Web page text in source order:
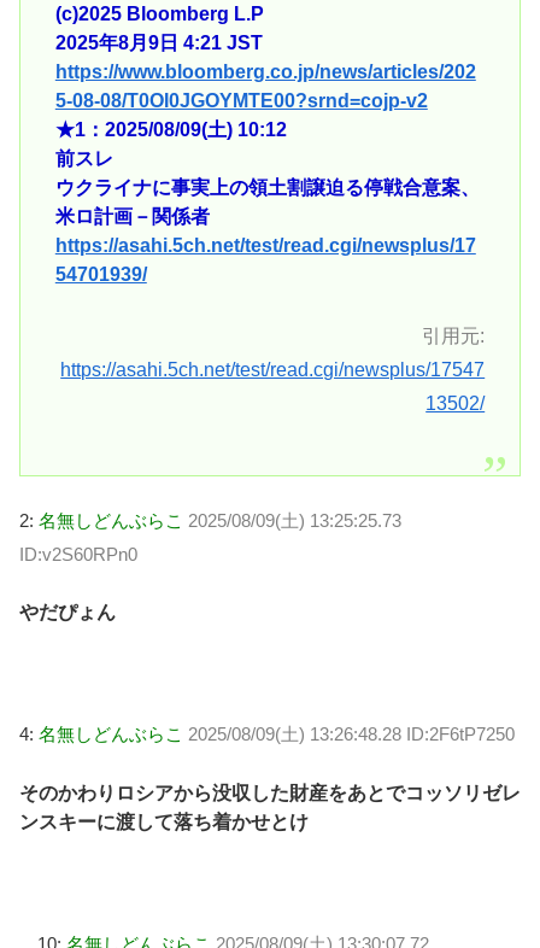
(c)2025 Bloomberg L.P
2025年8月9日 4:21 JST
https://www.bloomberg.co.jp/news/articles/202
5-08-08/T0OI0JGOYMTE00?srnd=cojp-v2
★1：2025/08/09(土) 10:12
前スレ
ウクライナに事実上の領土割譲迫る停戦合意案、
米ロ計画－関係者
https://asahi.5ch.net/test/read.cgi/newsplus/17
54701939/
引用元:
https://asahi.5ch.net/test/read.cgi/newsplus/17547
13502/
2: 名無しどんぶらこ 2025/08/09(土) 13:25:25.73
ID:v2S60RPn0
やだぴょん
4: 名無しどんぶらこ 2025/08/09(土) 13:26:48.28 ID:2F6tP7250
そのかわりロシアから没収した財産をあとでコッソリゼレ
ンスキーに渡して落ち着かせとけ